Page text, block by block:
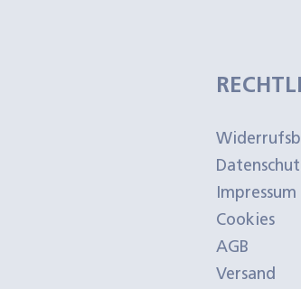
Impressum
Cookies
AGB
Versand